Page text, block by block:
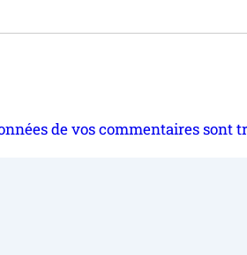
de vos commentaires sont